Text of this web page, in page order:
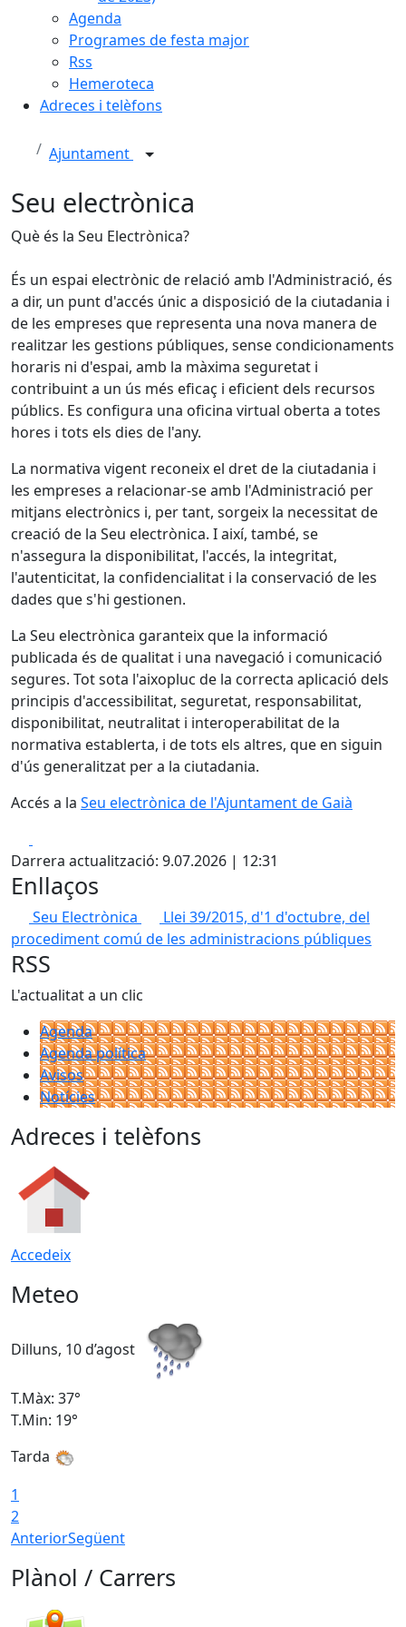
Agenda
Programes de festa major
Rss
Hemeroteca
Adreces i telèfons
Ajuntament
Seu electrònica
Què és la Seu Electrònica?
És un espai electrònic de relació amb l'Administració, és
a dir, un punt d'accés únic a disposició de la ciutadania i
de les empreses que representa una nova manera de
realitzar les gestions públiques, sense condicionaments
horaris ni d'espai, amb la màxima seguretat i
contribuint a un ús més eficaç i eficient dels recursos
públics. Es configura una oficina virtual oberta a totes
hores i tots els dies de l'any.
La normativa vigent reconeix el dret de la ciutadania i
les empreses a relacionar-se amb l'Administració per
mitjans electrònics i, per tant, sorgeix la necessitat de
creació de la Seu electrònica. I així, també, se
n'assegura la disponibilitat, l'accés, la integritat,
l'autenticitat, la confidencialitat i la conservació de les
dades que s'hi gestionen.
La Seu electrònica garanteix que la informació
publicada és de qualitat i una navegació i comunicació
segures. Tot sota l'aixopluc de la correcta aplicació dels
principis d'accessibilitat, seguretat, responsabilitat,
disponibilitat, neutralitat i interoperabilitat de la
normativa establerta, i de tots els altres, que en siguin
d'ús generalitzat per a la ciutadania.
Accés a la Seu electrònica de l'Ajuntament de Gaià
Darrera actualització: 9.07.2026 | 12:31
Enllaços
Seu Electrònica
Llei 39/2015, d'1 d'octubre, del
procediment comú de les administracions públiques
RSS
L'actualitat a un clic
Agenda
Agenda política
Avisos
Notícies
Adreces i telèfons
Accedeix
Meteo
Dilluns, 10 d’agost
T.Màx: 37°
T.Min: 19°
Tarda
1
2
AnteriorSegüent
Plànol / Carrers